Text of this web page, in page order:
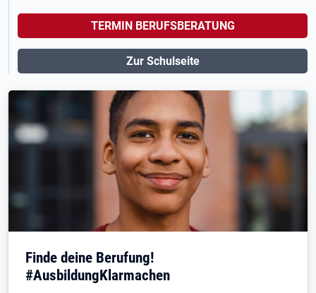
TERMIN BERUFSBERATUNG
Zur Schulseite
Finde deine Berufung!
#AusbildungKlarmachen